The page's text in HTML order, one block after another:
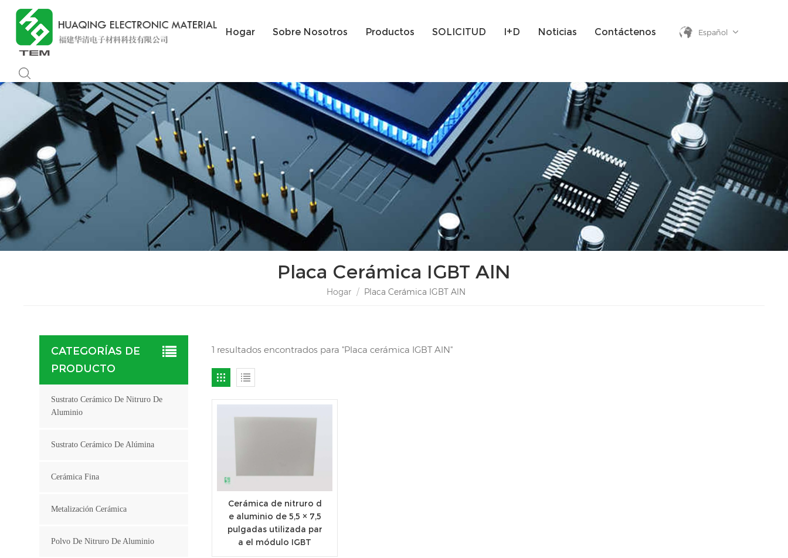
Hogar Sobre Nosotros Productos SOLICITUD I+D Noticias Contáctenos Español
Placa Cerámica IGBT AlN
Hogar / Placa Cerámica IGBT AlN
1 resultados encontrados para "Placa cerámica IGBT AlN"
Cerámica de nitruro d
e aluminio de 5,5 × 7,5
pulgadas utilizada par
a el módulo IGBT
CATEGORÍAS DE
PRODUCTO
Sustrato Cerámico De Nitruro De
Aluminio
Sustrato Cerámico De Alúmina
Cerámica Fina
Metalización Cerámica
Polvo De Nitruro De Aluminio